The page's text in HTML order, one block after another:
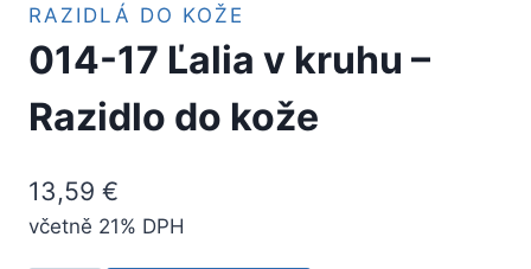
RAZIDLÁ DO KOŽE
014-17 Ľalia v kruhu –
Razidlo do kože
13,59 €
včetně 21% DPH